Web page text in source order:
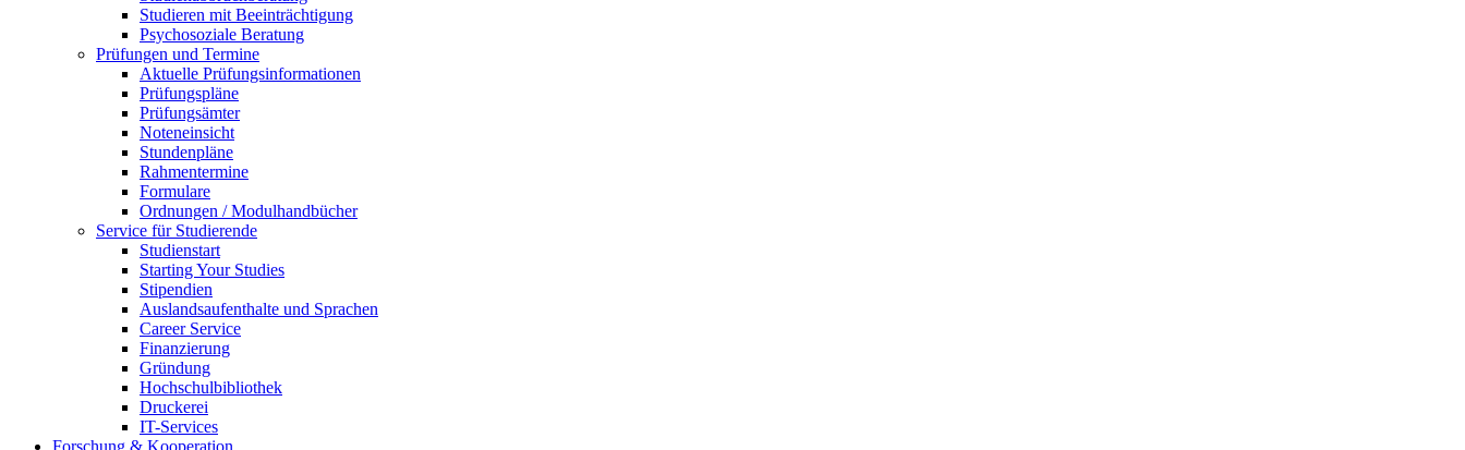
Studieren mit Beeinträchtigung
Psychosoziale Beratung
Prüfungen und Termine
Aktuelle Prüfungsinformationen
Prüfungspläne
Prüfungsämter
Noteneinsicht
Stundenpläne
Rahmentermine
Formulare
Ordnungen / Modulhandbücher
Service für Studierende
Studienstart
Starting Your Studies
Stipendien
Auslandsaufenthalte und Sprachen
Career Service
Finanzierung
Gründung
Hochschulbibliothek
Druckerei
IT-Services
Forschung & Kooperation